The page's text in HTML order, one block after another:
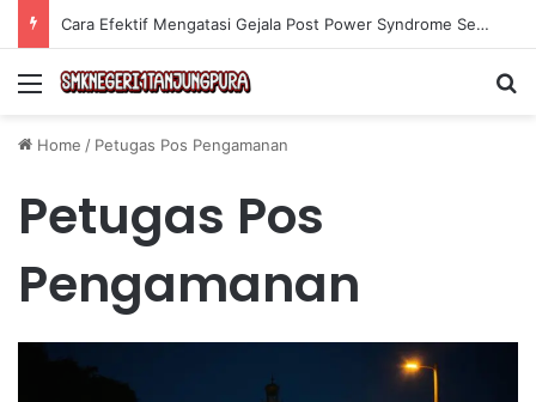
Cara Efektif Mengatasi Gejala Post Power Syndrome Setelah Pensiun Kerja
Menu
Home / Petugas Pos Pengamanan
Petugas Pos
Pengamanan